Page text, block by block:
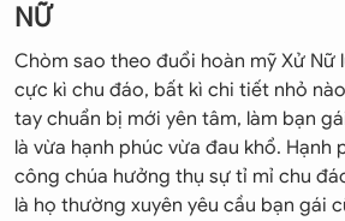
NỮ
Chòm sao theo đuổi hoàn mỹ Xử Nữ
cực kì chu đáo, bất kì chi tiết nhỏ
tay chuẩn bị mới yên tâm, làm bạn
là vừa hạnh phúc vừa đau khổ. Hạnh
công chúa hưởng thụ sự tỉ mỉ chu
là họ thường xuyên yêu cầu bạn gái